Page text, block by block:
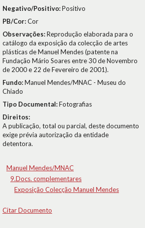
Negativo/Positivo:Positivo
PB/Cor:Cor
Observações:Reprodução elaborada para o
catálogo da exposição da colecção de artes
plásticas de Manuel Mendes (patente na
Fundação Mário Soares entre 30 de Novembro
de 2000 e 22 de Fevereiro de 2001).
Fundo:Manuel Mendes/MNAC - Museu do
Chiado
Tipo Documental:Fotografias
Direitos:
A publicação, total ou parcial, deste documento
exige prévia autorização da entidade
detentora.
Manuel Mendes/MNAC
9.Docs. complementares
Exposição Colecção Manuel Mendes
Citar Documento